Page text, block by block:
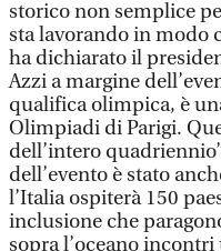
storico non semplice
sta lavorando in modo
ha dichiarato il
Azzi a margine
qualifica olimpica, è
Olimpiadi di Parigi.
dell’intero
dell’evento è stato
l’Italia ospiterà 150
inclusione che
sopra l’oceano